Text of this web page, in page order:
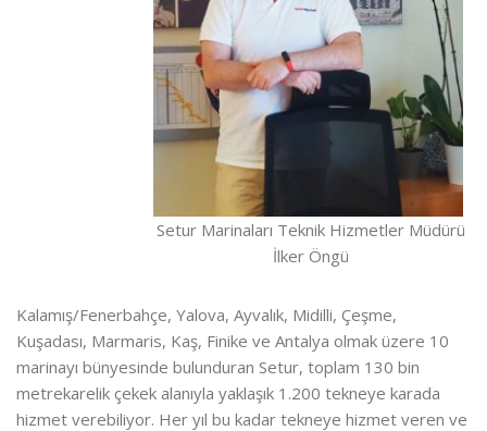
Setur Marinaları Teknik Hizmetler Müdürü
İlker Öngü
Kalamış/Fenerbahçe, Yalova, Ayvalık, Midilli, Çeşme,
Kuşadası, Marmaris, Kaş, Finike ve Antalya olmak üzere 10
marinayı bünyesinde bulunduran Setur, toplam 130 bin
metrekarelik çekek alanıyla yaklaşık 1.200 tekneye karada
hizmet verebiliyor. Her yıl bu kadar tekneye hizmet veren ve